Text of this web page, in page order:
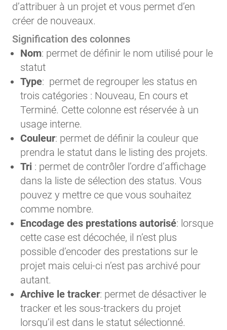
d’attribuer à un projet et vous permet d’en
créer de nouveaux.
Signification des colonnes
Nom: permet de définir le nom utilisé pour le
statut
Type: permet de regrouper les status en
trois catégories : Nouveau, En cours et
Terminé. Cette colonne est réservée à un
usage interne.
Couleur: permet de définir la couleur que
prendra le statut dans le listing des projets.
Tri : permet de contrôler l’ordre d’affichage
dans la liste de sélection des status. Vous
pouvez y mettre ce que vous souhaitez
comme nombre.
Encodage des prestations autorisé: lorsque
cette case est décochée, il n’est plus
possible d’encoder des prestations sur le
projet mais celui-ci n’est pas archivé pour
autant.
Archive le tracker: permet de désactiver le
tracker et les sous-trackers du projet
lorsqu’il est dans le statut sélectionné.